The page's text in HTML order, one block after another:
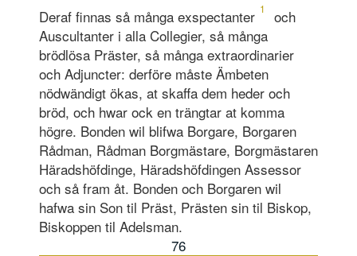
Deraf finnas så många exspectanter 1
och
Auscultanter i alla Collegier, så många
brödlösa Präster, så många extraordinarier
och Adjuncter: derföre måste Ämbeten
nödwändigt ökas, at skaffa dem heder och
bröd, och hwar ock en trängtar at komma
högre. Bonden wil blifwa Borgare, Borgaren
Rådman, Rådman Borgmästare, Borgmästaren
Häradshöfdinge, Häradshöfdingen Assessor
och så fram åt. Bonden och Borgaren wil
hafwa sin Son til Präst, Prästen sin til Biskop,
Biskoppen til Adelsman.
76